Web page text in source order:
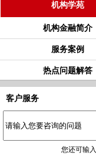
机构学苑
机构金融简介
服务案例
热点问题解答
客户服务
您还可输入